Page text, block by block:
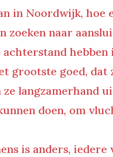
in Noordwijk, hoe
zoeken naar
achterstand
grootste goed, dat
langzamerhand
doen, om
is anders,